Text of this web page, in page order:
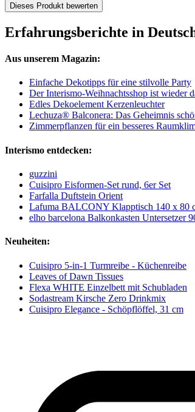
Dieses Produkt bewerten
Erfahrungsberichte in
Aus unserem Magazin:
Einfache Dekotipps für eine stilvolle Party
Der Interismo-Weihnachtsshop ist wieder
Edles Dekoelement Kerzenleuchter
Lechuza® Balconera: Das Geheimnis
Zimmerpflanzen für ein besseres
Interismo entdecken:
guzzini
Cuisipro Eisformen-Set rund, 6er Set
Farfalla Duftstein Orient
Lafuma BALCONY Klapptisch 140 x 80
elho barcelona Balkonkasten Untersetzer
Neuheiten:
Cuisipro 5-in-1 Turmreibe - Küchenreibe
Leaves of Dawn Tissues
Flexa WHITE Einzelbett mit Schubladen
Sodastream Kirsche Zero Drinkmix
Cuisipro Elegance - Schöpflöffel, 31 cm